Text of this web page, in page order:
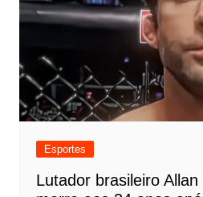
Esportes
Lutador brasileiro